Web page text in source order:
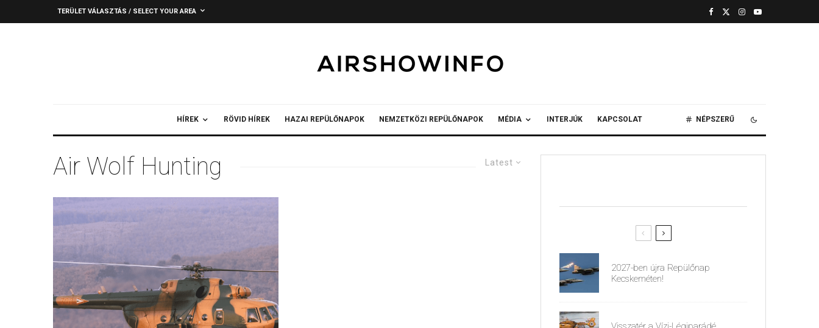
TERÜLET VÁLASZTÁS / SELECT YOUR AREA
HÍREK RÖVID HÍREK HAZAI REPÜLŐNAPOK NEMZETKÖZI REPÜLŐNAPOK MÉDIA INTERJÚK KAPCSOLAT NÉPSZERŰ
Latest
Air Wolf Hunting
2027-ben újra Repülőnap
Kecskeméten!